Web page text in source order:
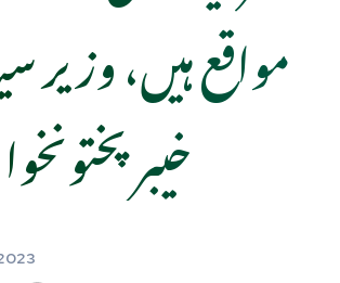
مواقع ہیں،
خیبر پختونخوا